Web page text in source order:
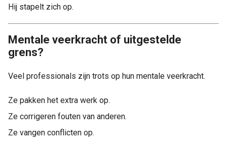
Hij stapelt zich op.
Mentale veerkracht of uitgestelde
grens?
Veel professionals zijn trots op hun mentale veerkracht.
Ze pakken het extra werk op.
Ze corrigeren fouten van anderen.
Ze vangen conflicten op.